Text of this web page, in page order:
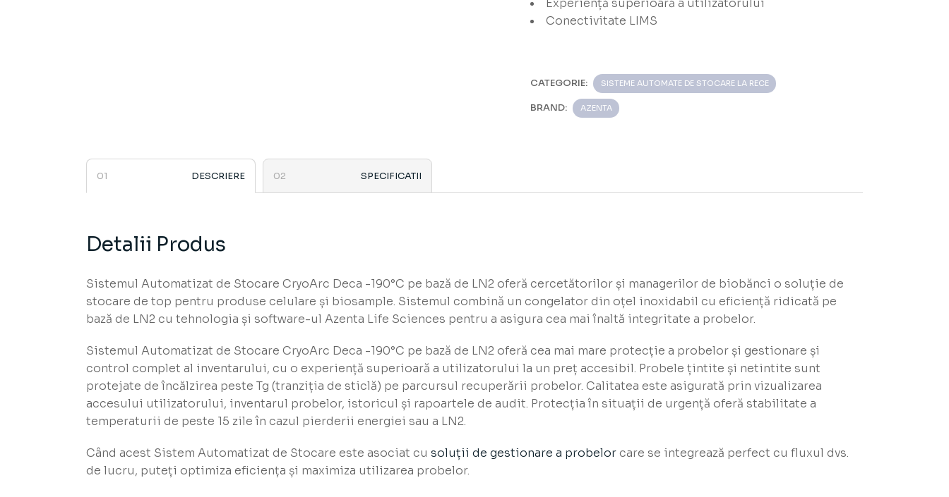
Experiență superioară a utilizatorului
Conectivitate LIMS
CATEGORIE: SISTEME AUTOMATE DE STOCARE LA RECE
BRAND: AZENTA
DESCRIERE SPECIFICATII
Detalii Produs
Sistemul Automatizat de Stocare CryoArc Deca -190°C pe bază de LN2 oferă cercetătorilor și managerilor de biobănci o soluție de
stocare de top pentru produse celulare și biosample. Sistemul combină un congelator din oțel inoxidabil cu eficiență ridicată pe
bază de LN2 cu tehnologia și software-ul Azenta Life Sciences pentru a asigura cea mai înaltă integritate a probelor.
Sistemul Automatizat de Stocare CryoArc Deca -190°C pe bază de LN2 oferă cea mai mare protecție a probelor și gestionare și
control complet al inventarului, cu o experiență superioară a utilizatorului la un preț accesibil. Probele țintite și netintite sunt
protejate de încălzirea peste Tg (tranziția de sticlă) pe parcursul recuperării probelor. Calitatea este asigurată prin vizualizarea
accesului utilizatorului, inventarul probelor, istoricul și rapoartele de audit. Protecția în situații de urgență oferă stabilitate a
temperaturii de peste 15 zile în cazul pierderii energiei sau a LN2.
Când acest Sistem Automatizat de Stocare este asociat cu soluții de gestionare a probelorcare se integrează perfect cu fluxul dvs.
de lucru, puteți optimiza eficiența și maximiza utilizarea probelor.